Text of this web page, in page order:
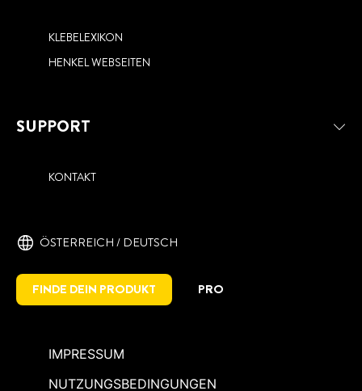
KLEBELEXIKON
HENKEL WEBSEITEN
SUPPORT
KONTAKT
ÖSTERREICH / DEUTSCH
FINDE DEIN PRODUKT PRO
IMPRESSUM
NUTZUNGSBEDINGUNGEN